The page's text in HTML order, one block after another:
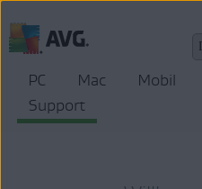
PC Mac Mobil
Support